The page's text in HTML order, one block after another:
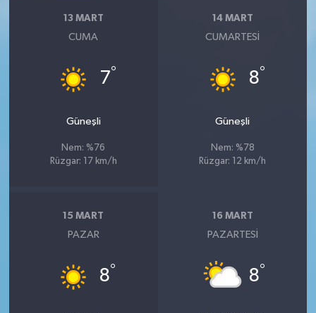
13 MART
CUMA
7°
Güneşli
Nem: %76
Rüzgar: 17 km/h
14 MART
CUMARTESI
8°
Güneşli
Nem: %78
Rüzgar: 12 km/h
15 MART
PAZAR
8°
16 MART
PAZARTESI
8°